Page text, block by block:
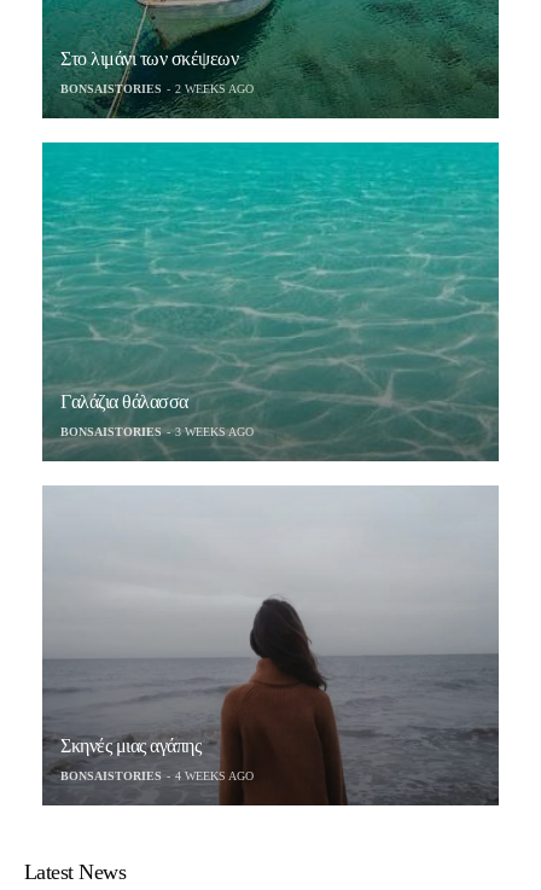
Στο λιμάνι των σκέψεων
BONSAISTORIES 2 WEEKS AGO
Γαλάζια θάλασσα
BONSAISTORIES 3 WEEKS AGO
Σκηνές μιας αγάπης
BONSAISTORIES 4 WEEKS AGO
Latest News